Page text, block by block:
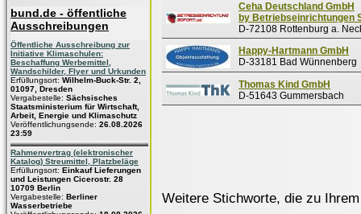
bund.de - öffentliche
Ausschreibungen
Öffentliche Ausschreibung zur
Initiative Klimaschulen:
Beschaffung Werbemittel,
Wandschilder, Flyer und Urkunden
Erfüllungsort: Wilhelm-Buck-Str. 2,
01097, Dresden
Vergabestelle: Sächsisches
Staatsministerium für Wirtschaft,
Arbeit, Energie und Klimaschutz
Veröffentlichungsende: 26.08.2026
23:59
Rahmenvertrag (elektronischer
Katalog) Streumittel, Platzbeläge
Erfüllungsort: Einkauf Lieferungen
und Leistungen Cicerostr. 28
10709 Berlin
Vergabestelle: Berliner
Wasserbetriebe
Ceha Deutschland GmbH
by Betriebseinrichtungen
D-72108 Rottenburg a.
Happy-Hartmann GmbH
D-33181 Bad Wünnenberg
Thomas Kind GmbH
D-51643 Gummersbach
Weitere Stichworte, die zu